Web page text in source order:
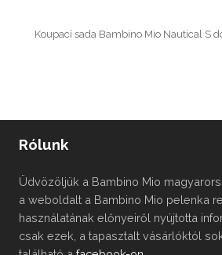
Koupací sada Bambino Mio Nautical S
Rólunk
Üdvözöljük a Bambino Mio
a weboldalt a Bambino Mio pelenka
használatának előnyeiről nyújtotta
csak ezek, a tapasztalt vásárlóktól